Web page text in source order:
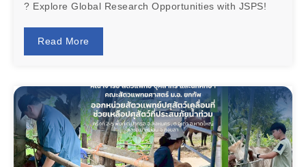
? Explore Global Research Opportunities with JSPS!
Read More